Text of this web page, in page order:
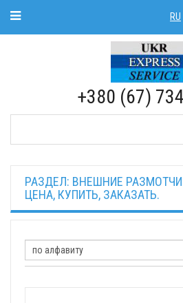
Toggle Navigation RU
+380 (67)
РАЗДЕЛ: ВНЕШНИЕ
ЦЕНА, КУПИТЬ, ЗАКАЗАТЬ.